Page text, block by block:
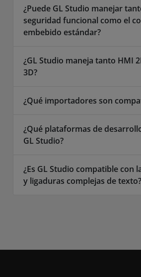
¿Puede GL Studio manejar
seguridad funcional como el
embebido estándar?
¿GL Studio maneja tanto HMI
3D?
¿Qué importadores son
¿Qué plataformas de
GL Studio?
¿Es GL Studio compatible con
y ligaduras complejas de texto?